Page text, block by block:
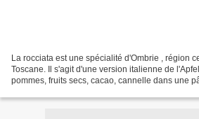
La rocciata est une spécialité d'Ombrie , région
Toscane. Il s'agit d'une version italienne de
pommes, fruits secs, cacao, cannelle dans une